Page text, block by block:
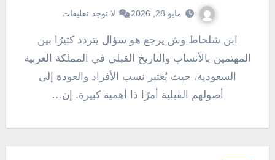
مايو 28, 2026 لا توجد تعليقات
المهتمين بالأنساب والتاريخ القبلي في المملكة العربية
السعودية، حيث يُعتبر نسب الأفراد والعودة إلى
أصولهم القبلية أمرًا ذا أهمية كبيرة. إن…